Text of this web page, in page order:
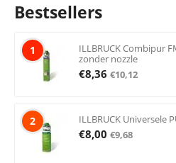
Bestsellers
1
ILLBRUCK Combipur
zonder nozzle
€8,36 €10,12
2 ILLBRUCK Universele
€8,00 €9,68